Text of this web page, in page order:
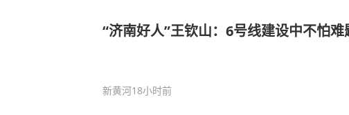
“济南好人”王钦山：6号线建设中不怕难
新黄河18小时前